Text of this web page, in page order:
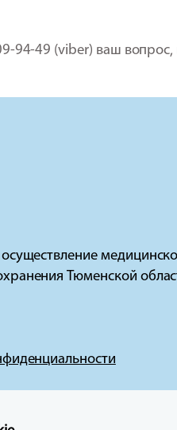
94-49 (viber) ваш
Тюменской